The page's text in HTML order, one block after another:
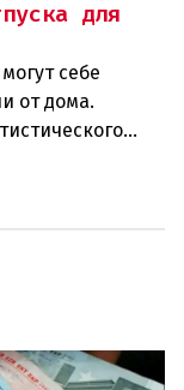
для
себе
от дома.
ситуация в